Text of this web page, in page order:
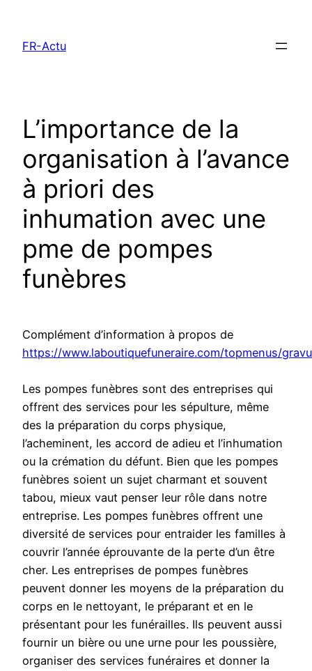
contenu
FR-Actu
L’importance de la
organisation à l’avance
à priori des
inhumation avec une
pme de pompes
funèbres
Complément d’information à propos de
https://www.laboutiquefuneraire.com/topmenus/
Les pompes funèbres sont des entreprises qui
offrent des services pour les sépulture, même
des la préparation du corps physique,
l’acheminent, les accord de adieu et l’inhumation
ou la crémation du défunt. Bien que les pompes
funèbres soient un sujet charmant et souvent
tabou, mieux vaut penser leur rôle dans notre
entreprise. Les pompes funèbres offrent une
diversité de services pour entraider les familles à
couvrir l’année éprouvante de la perte d’un être
cher. Les entreprises de pompes funèbres
peuvent donner les moyens de la préparation du
corps en le nettoyant, le préparant et en le
présentant pour les funérailles. Ils peuvent aussi
fournir un bière ou une urne pour les poussière,
organiser des services funéraires et donner la